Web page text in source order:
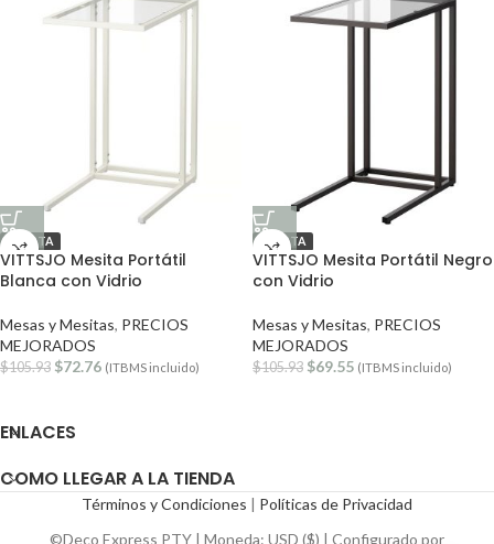
OFERTA
VITTSJO Mesita Portátil
Blanca con Vidrio
Mesas y Mesitas, PRECIOS
MEJORADOS
$105.93 $72.76 (ITBMS incluido)
OFERTA
VITTSJO Mesita Portátil Negro
con Vidrio
Mesas y Mesitas, PRECIOS
MEJORADOS
$105.93 $69.55 (ITBMS incluido)
ENLACES
COMO LLEGAR A LA TIENDA
Términos y Condiciones | Políticas de Privacidad
©Deco Express PTY | Moneda: USD ($) | Configurado por